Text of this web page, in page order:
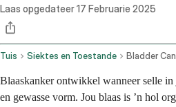
Laas opgedateer17 Februarie 2025
Tuis Siektes en Toestande Bladder
Blaaskanker ontwikkel wanneer selle in
en gewasse vorm. Jou blaas is ’n hol